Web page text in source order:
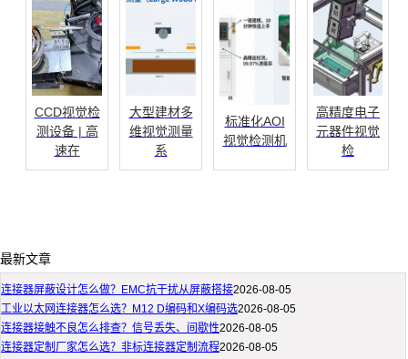
CCD视觉检
测设备 | 高
速在
大型建材多
维视觉测量
系
标准化AOI
视觉检测机
高精度电子
元器件视觉
检
最新文章
连接器屏蔽设计怎么做？EMC抗干扰从屏蔽搭接2026-08-05
工业以太网连接器怎么选？M12 D编码和X编码选2026-08-05
连接器接触不良怎么排查？信号丢失、间歇性2026-08-05
连接器定制厂家怎么选？非标连接器定制流程2026-08-05